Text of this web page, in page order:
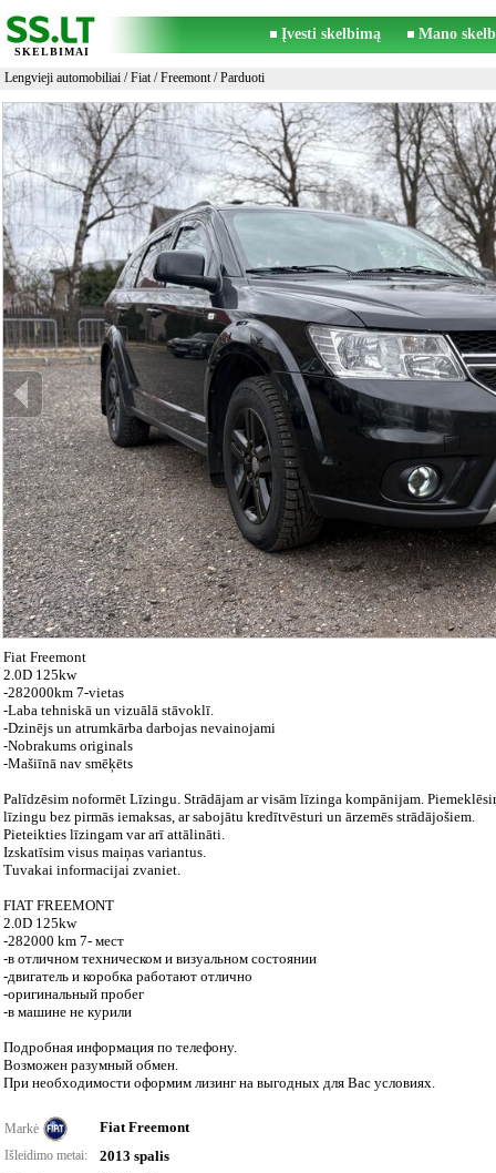
SKELBIMAI
Įvesti skelbimą Mano
Lengvieji automobiliai /Fiat/Freemont/ Parduoti
Fiat Freemont
2.0D 125kw
-282000km 7-vietas
-Laba tehniskā un vizuālā stāvoklī.
-Dzinējs un atrumkārba darbojas nevainojami
-Nobrakums originals
-Mašiīnā nav smēķēts
Palīdzēsim noformēt Līzingu. Strādājam ar visām līzinga kompānijam.
līzingu bez pirmās iemaksas, ar sabojātu kredītvēsturi un ārzemēs strādājošiem.
Pieteikties līzingam var arī attālināti.
Izskatīsim visus maiņas variantus.
Tuvakai informacijai zvaniet.
FIAT FREEMONT
2.0D 125kw
-282000 km 7- мест
-в отличном техническом и визуальном состоянии
-двигатель и коробка работают отлично
-оригинальный пробег
-в машине не курили
Подробная информация по телефону.
Возможен разумный обмен.
При необходимости оформим лизинг на выгодных для Вас условиях.
Markė Fiat Freemont
Išleidimo metai: 2013 spalis